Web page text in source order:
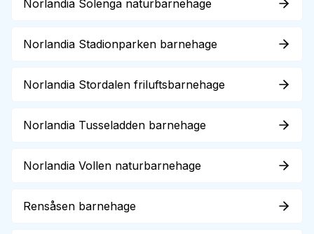
Norlandia Solenga naturbarnehage
Norlandia Stadionparken barnehage
Norlandia Stordalen friluftsbarnehage
Norlandia Tusseladden barnehage
Norlandia Vollen naturbarnehage
Rensåsen barnehage